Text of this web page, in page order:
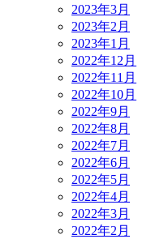
2023年3月
2023年2月
2023年1月
2022年12月
2022年11月
2022年10月
2022年9月
2022年8月
2022年7月
2022年6月
2022年5月
2022年4月
2022年3月
2022年2月